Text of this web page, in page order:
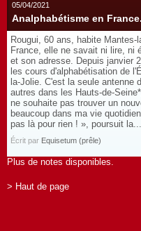
05/04/2021
Analphabétisme en
Rougui, 60 ans, habite
France, elle ne savait ni lire, ni
et son adresse. Depuis janvier
les cours d'alphabétisation de
la-Jolie. C'est la seule antenne
autres dans les Hauts-de-
ne souhaite pas trouver un
beaucoup dans ma vie
pas là pour rien ! », poursuit la...
Écrit par Equisetum (prêle)
Plus de notes disponibles.
> Haut de page